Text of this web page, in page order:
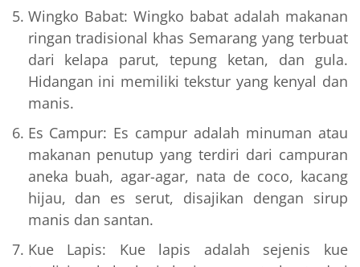
Wingko Babat: Wingko babat adalah makanan
ringan tradisional khas Semarang yang terbuat
dari kelapa parut, tepung ketan, dan gula.
Hidangan ini memiliki tekstur yang kenyal dan
manis.
Es Campur: Es campur adalah minuman atau
makanan penutup yang terdiri dari campuran
aneka buah, agar-agar, nata de coco, kacang
hijau, dan es serut, disajikan dengan sirup
manis dan santan.
Kue Lapis: Kue lapis adalah sejenis kue